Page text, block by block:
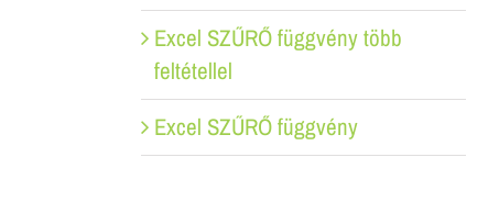
Excel SZŰRŐ függvény több
feltétellel
Excel SZŰRŐ függvény